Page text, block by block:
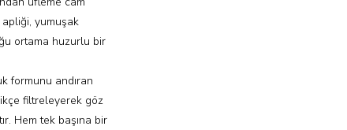
yumuşak
ortama huzurlu bir
formunu andıran
filtreleyerek göz
Hem tek başına bir